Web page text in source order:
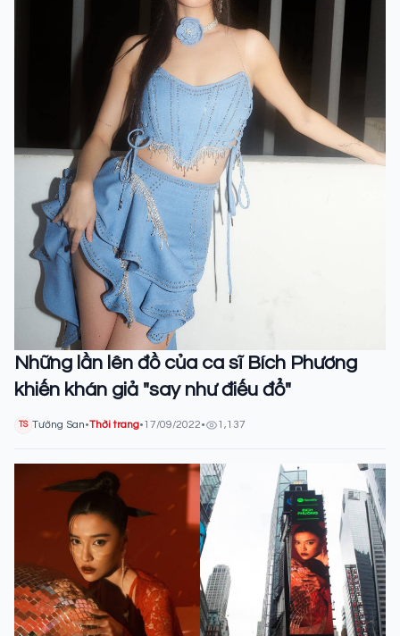
Những lần lên đồ của ca sĩ Bích Phương
khiến khán giả "say như điếu đổ"
TS Tường San•Thời trang•17/09/2022• 1,137